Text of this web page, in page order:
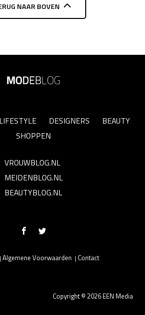
NAAR BOVEN
LIFESTYLE DESIGNERS
BEAUTY
SHOPPEN
VROUWBLOG.NL
MEIDENBLOG.NL
BEAUTYBLOG.NL
Copyright © 2026 EEN Media
Algemene Voorwaarden Contact